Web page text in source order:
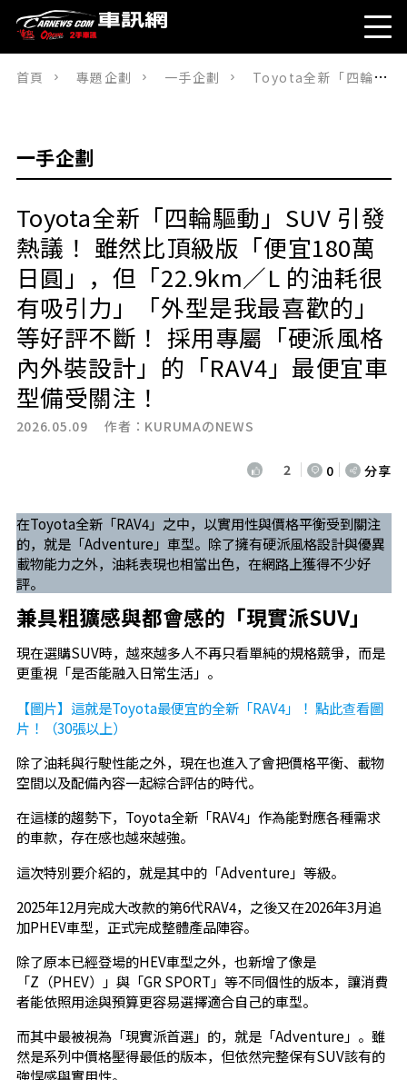
首頁 專題企劃 一手企劃 Toyota全新「四輪驅動」SUV 引發熱議！ 雖然比頂級版「便宜180萬日圓」，但「22.9km／L 的油耗很有吸引力」「外型是我最喜歡的」等好評不斷！ 採用專屬「硬派風格內外裝設計」的「RAV4」最便宜車型備受關注！
一手企劃
Toyota全新「四輪驅動」SUV 引發
熱議！ 雖然比頂級版「便宜180萬
日圓」，但「22.9km／L 的油耗很
有吸引力」「外型是我最喜歡的」
等好評不斷！ 採用專屬「硬派風格
內外裝設計」的「RAV4」最便宜車
型備受關注！
2026.05.09 作者： KURUMAのNEWS
2 0 分享
在Toyota全新「RAV4」之中，以實用性與價格平衡受到關注
的，就是「Adventure」車型。除了擁有硬派風格設計與優異
載物能力之外，油耗表現也相當出色，在網路上獲得不少好
評。
兼具粗獷感與都會感的「現實派SUV」
現在選購SUV時，越來越多人不再只看單純的規格競爭，而是
更重視「是否能融入日常生活」。
【圖片】這就是Toyota最便宜的全新「RAV4」！ 點此查看圖
片！（30張以上）
除了油耗與行駛性能之外，現在也進入了會把價格平衡、載物
空間以及配備內容一起綜合評估的時代。
在這樣的趨勢下，Toyota全新「RAV4」作為能對應各種需求
的車款，存在感也越來越強。
這次特別要介紹的，就是其中的「Adventure」等級。
2025年12月完成大改款的第6代RAV4，之後又在2026年3月追
加PHEV車型，正式完成整體產品陣容。
除了原本已經登場的HEV車型之外，也新增了像是
「Z（PHEV）」與「GR SPORT」等不同個性的版本，讓消費
者能依照用途與預算更容易選擇適合自己的車型。
而其中最被視為「現實派首選」的，就是「Adventure」。雖
然是系列中價格壓得最低的版本，但依然完整保有SUV該有的
強悍感與實用性。